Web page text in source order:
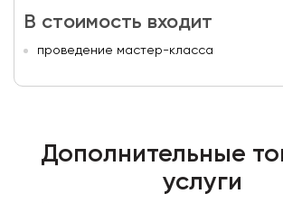
В стоимость входит
проведение мастер-класса
Дополнительные
услуги